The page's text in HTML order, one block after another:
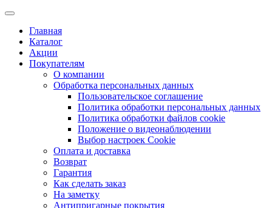
Главная
Каталог
Акции
Покупателям
О компании
Обработка персональных данных
Пользовательское соглашение
Политика обработки персональных данных
Политика обработки файлов cookie
Положение о видеонаблюдении
Выбор настроек Cookie
Оплата и доставка
Возврат
Гарантия
Как сделать заказ
На заметку
Антипригарные покрытия